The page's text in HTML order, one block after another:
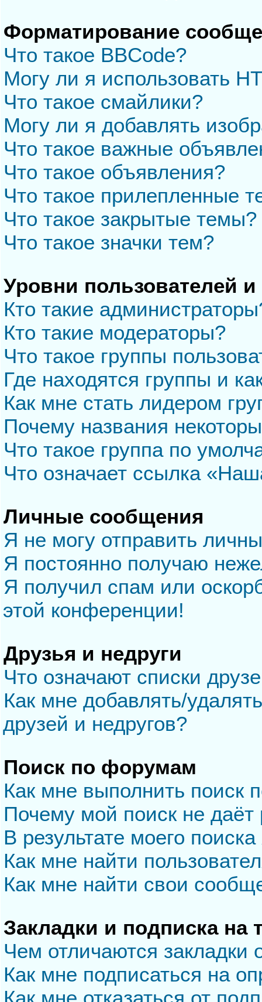
Форматирование
Что такое BBCode?
Могу ли я использовать
Что такое смайлики?
Могу ли я добавлять
Что такое важные
Что такое объявления?
Что такое прилепленные
Что такое закрытые темы?
Что такое значки тем?
Уровни пользователей
Кто такие
Кто такие модераторы?
Что такое группы
Где находятся группы и
Как мне стать лидером
Почему названия
Что такое группа по
Что означает ссылка
Личные сообщения
Я не могу отправить
Я постоянно получаю
Я получил спам или
этой конференции!
Друзья и недруги
Что означают списки
Как мне добавлять/
друзей и недругов?
Поиск по форумам
Как мне выполнить
Почему мой поиск не даёт
В результате моего
Как мне найти
Как мне найти свои
Закладки и подписка на
Чем отличаются закладки
Как мне подписаться на